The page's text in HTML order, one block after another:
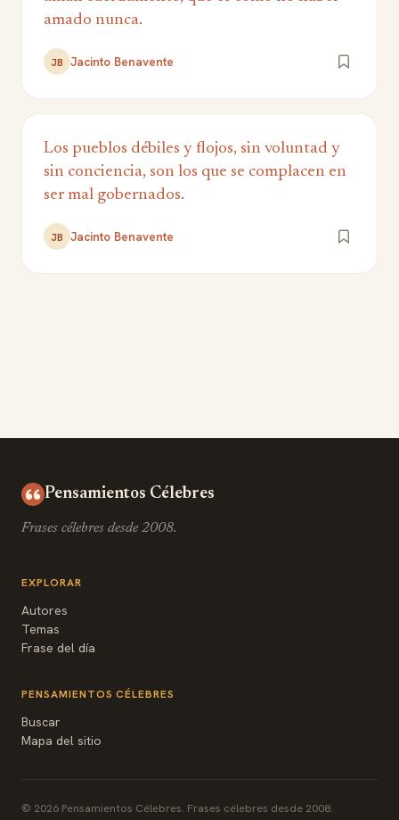
amado nunca.
JB Jacinto Benavente
Los pueblos débiles y flojos, sin voluntad y
sin conciencia, son los que se complacen en
ser mal gobernados.
JB Jacinto Benavente
Pensamientos Célebres
Frases célebres desde 2008.
EXPLORAR
Autores
Temas
Frase del día
PENSAMIENTOS CÉLEBRES
Buscar
Mapa del sitio
© 2026 Pensamientos Célebres. Frases célebres desde 2008.